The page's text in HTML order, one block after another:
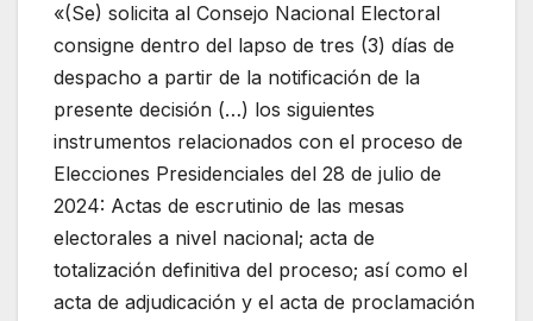
«(Se) solicita al Consejo Nacional Electoral
consigne dentro del lapso de tres (3) días de
despacho a partir de la notificación de la
presente decisión (…) los siguientes
instrumentos relacionados con el proceso de
Elecciones Presidenciales del 28 de julio de
2024: Actas de escrutinio de las mesas
electorales a nivel nacional; acta de
totalización definitiva del proceso; así como el
acta de adjudicación y el acta de proclamación